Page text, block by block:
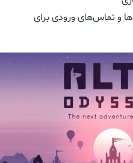
تماس‌های ورودی برای